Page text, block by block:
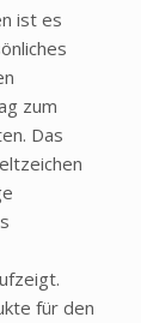
ist es
zum
Das
für den